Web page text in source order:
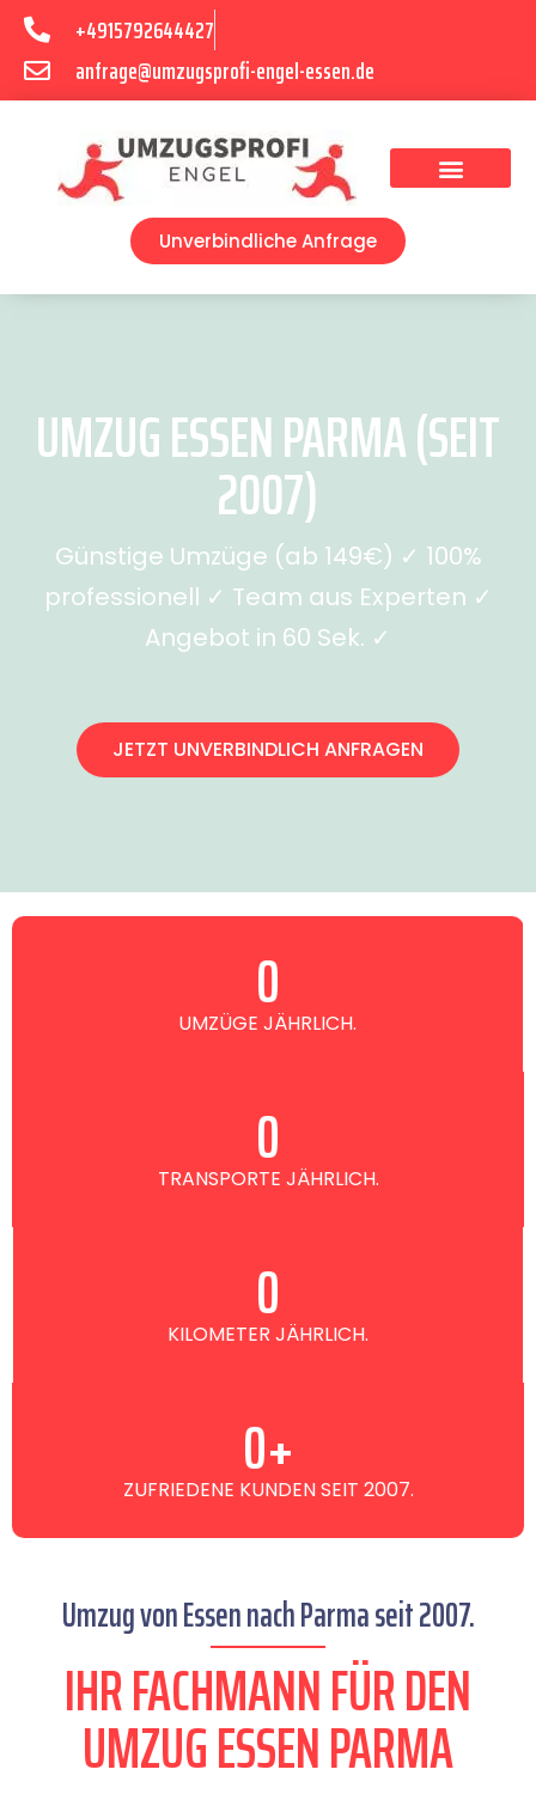
+4915792644427
anfrage@umzugsprofi-engel-essen.de
Unverbindliche Anfrage
UMZUG ESSEN PARMA (SEIT
2007)
Günstige Umzüge (ab 149€) ✓ 100%
professionell ✓ Team aus Experten ✓
Angebot in 60 Sek. ✓
JETZT UNVERBINDLICH ANFRAGEN
UMZÜGE JÄHRLICH.
0
TRANSPORTE JÄHRLICH.
0
KILOMETER JÄHRLICH.
0
ZUFRIEDENE KUNDEN SEIT 2007.
0+
Umzug von Essen nach Parma seit 2007.
IHR FACHMANN FÜR DEN
UMZUG ESSEN PARMA